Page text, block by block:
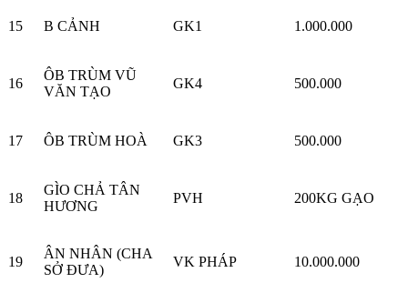
15 B CẢNH GK1 1.000.000
16
ÔB TRÙM VŨ
VĂN TẠO
GK4 500.000
17 ÔB TRÙM HOÀ GK3 500.000
18
GÌO CHẢ TÂN
HƯƠNG
PVH 200KG GẠO
19
ÂN NHÂN (CHA
SỞ ĐƯA)
VK PHÁP 10.000.000